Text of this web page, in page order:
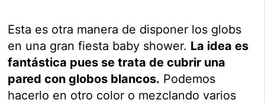
Esta es otra manera de disponer los globs
en una gran fiesta baby shower. La idea es
fantástica pues se trata de cubrir una
pared con globos blancos. Podemos
hacerlo en otro color o mezclando varios